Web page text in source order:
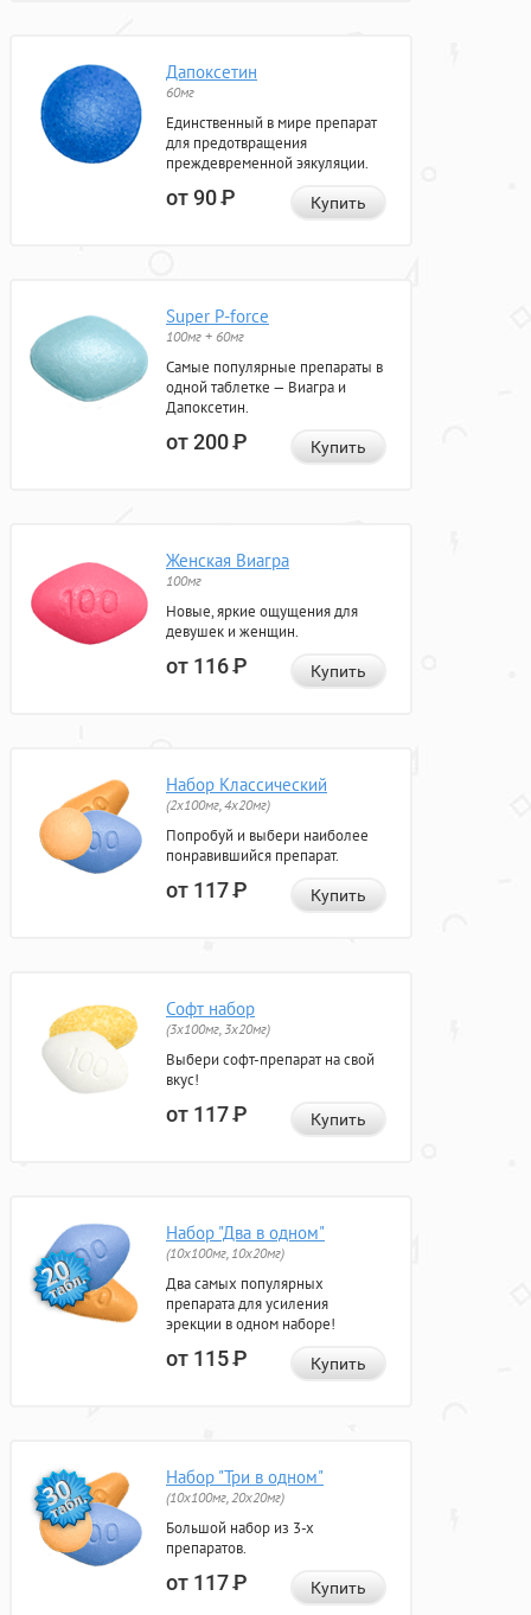
Дапоксетин
60мг
Единственный в мире препарат
для предотвращения
преждевременной эякуляции.
от 90Р Купить
Super P-force
100мг + 60мг
Самые популярные препараты в
одной таблетке — Виагра и
Дапоксетин.
от 200Р Купить
Женская Виагра
100мг
Новые, яркие ощущения для
девушек и женщин.
от 116Р Купить
Набор Классический
(2x100мг, 4x20мг)
Попробуй и выбери наиболее
понравившийся препарат.
от 117Р Купить
Софт набор
(3x100мг, 3x20мг)
Выбери софт-препарат на свой
вкус!
от 117Р Купить
Набор "Два в одном"
(10x100мг, 10x20мг)
Два самых популярных
препарата для усиления
эрекции в одном наборе!
от 115Р Купить
Набор "Три в одном"
(10x100мг, 20x20мг)
Большой набор из 3-х
препаратов.
от 117Р Купить